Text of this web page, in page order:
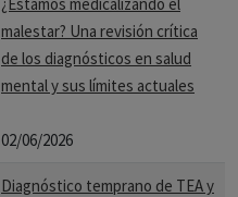
malestar? Una revisión crítica
de los diagnósticos en salud
mental y sus límites actuales
02/06/2026
Diagnóstico temprano de TEA y